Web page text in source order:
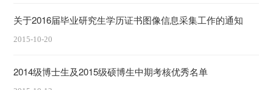
关于2016届毕业研究生学历证书图像信息采集工作的通知
2015-10-20
2014级博士生及2015级硕博生中期考核优秀名单